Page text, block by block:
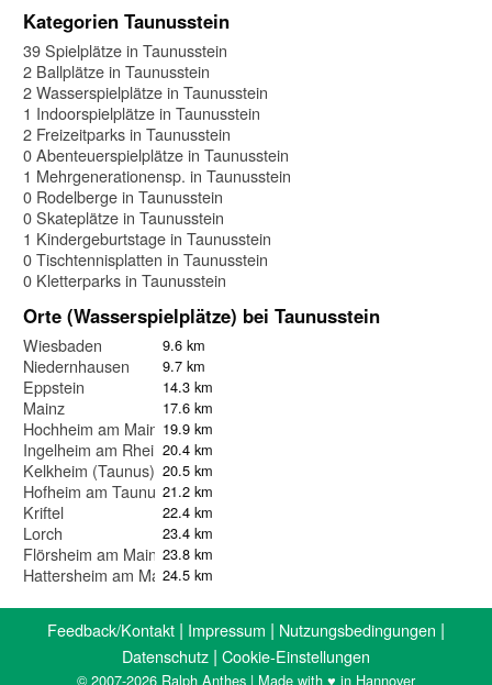
Kategorien Taunusstein
39 Spielplätze in Taunusstein
2 Ballplätze in Taunusstein
2 Wasserspielplätze in Taunusstein
1 Indoorspielplätze in Taunusstein
2 Freizeitparks in Taunusstein
0 Abenteuerspielplätze in Taunusstein
1 Mehrgenerationensp. in Taunusstein
0 Rodelberge in Taunusstein
0 Skateplätze in Taunusstein
1 Kindergeburtstage in Taunusstein
0 Tischtennisplatten in Taunusstein
0 Kletterparks in Taunusstein
Orte (Wasserspielplätze) bei Taunusstein
Wiesbaden 9.6 km
Niedernhausen 9.7 km
Eppstein 14.3 km
Mainz 17.6 km
Hochheim am Main 19.9 km
Ingelheim am Rhein 20.4 km
Kelkheim (Taunus) 20.5 km
Hofheim am Taunus21.2 km
Kriftel 22.4 km
Lorch 23.4 km
Flörsheim am Main 23.8 km
Hattersheim am Main24.5 km
Feedback/Kontakt | Impressum | Nutzungsbedingungen |
Datenschutz | Cookie-Einstellungen
© 2007-2026 Ralph Anthes | Made with ♥ in Hannover